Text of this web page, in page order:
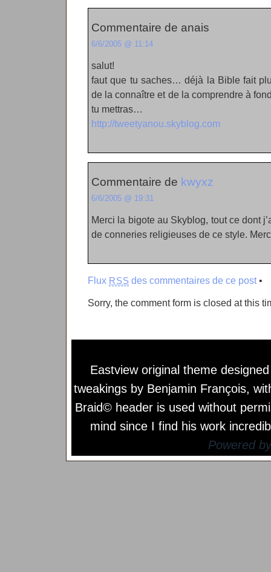
Commentaire de anais
6/6/2005 @ 11:14
salut!
faut que tu saches… déjà la Bible fait
de la connaître et de la comprendre à
tu mettras…
http://tweetyanou.skyblog.com
Commentaire de kwyxz
6/6/2005 @ 19:31
Merci la bigote au Skyblog, tout ce dont
de conneries religieuses de ce style.
Flux RSS des commentaires de ce post•
Sorry, the comment form is closed at this
Eastview original theme
tweakings by Benjamin François,
Braid© header is used without
mind since I find his work
Powered